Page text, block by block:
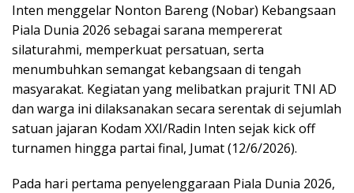
Inten menggelar Nonton Bareng (Nobar) Kebangsaan
Piala Dunia 2026 sebagai sarana mempererat
silaturahmi, memperkuat persatuan, serta
menumbuhkan semangat kebangsaan di tengah
masyarakat. Kegiatan yang melibatkan prajurit TNI AD
dan warga ini dilaksanakan secara serentak di sejumlah
satuan jajaran Kodam XXI/Radin Inten sejak kick off
turnamen hingga partai final, Jumat (12/6/2026).
Pada hari pertama penyelenggaraan Piala Dunia 2026,